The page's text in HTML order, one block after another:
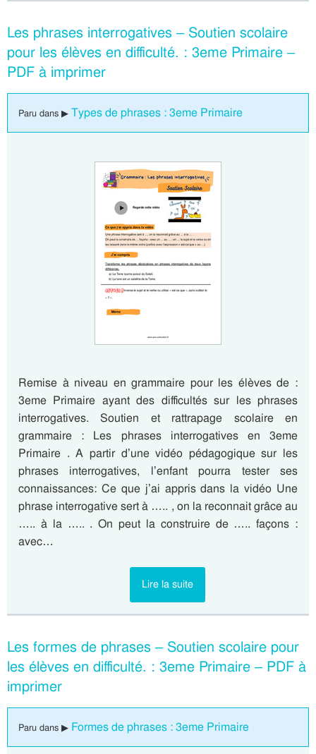
Les phrases interrogatives – Soutien scolaire
pour les élèves en difficulté. : 3eme Primaire –
PDF à imprimer
Paru dans ▶ Types de phrases : 3eme Primaire
Remise à niveau en grammaire pour les élèves de :
3eme Primaire ayant des difficultés sur les phrases
interrogatives. Soutien et rattrapage scolaire en
grammaire : Les phrases interrogatives en 3eme
Primaire . A partir d’une vidéo pédagogique sur les
phrases interrogatives, l’enfant pourra tester ses
connaissances: Ce que j’ai appris dans la vidéo Une
phrase interrogative sert à ….. , on la reconnait grâce au
….. à la ….. . On peut la construire de ….. façons :
avec…
Lire la suite
Les formes de phrases – Soutien scolaire pour
les élèves en difficulté. : 3eme Primaire – PDF à
imprimer
Paru dans ▶ Formes de phrases : 3eme Primaire